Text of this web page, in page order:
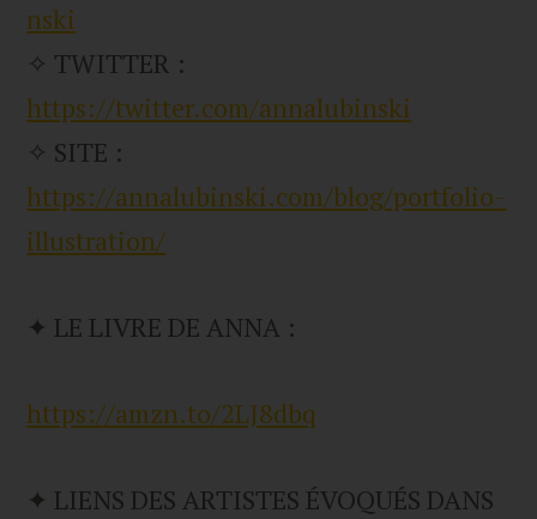
nski
✧ TWITTER :
https://twitter.com/annalubinski
✧ SITE :
https://annalubinski.com/blog/portfolio-
illustration/
✦ LE LIVRE DE ANNA :
https://amzn.to/2LJ8dbq
✦ LIENS DES ARTISTES ÉVOQUÉS DANS